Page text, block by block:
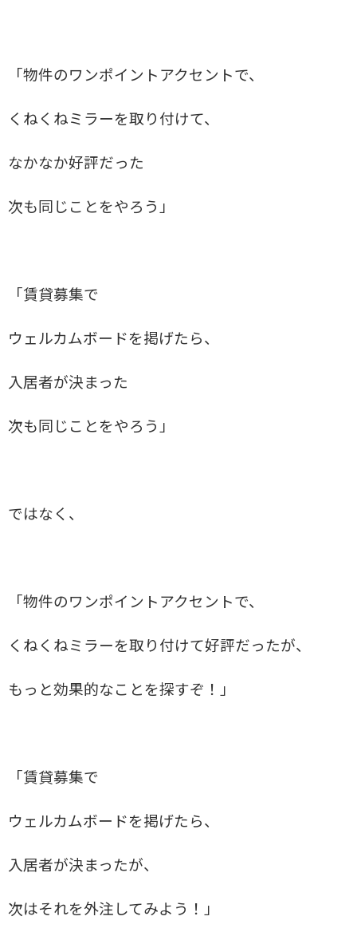
「物件のワンポイントアクセントで、
くねくねミラーを取り付けて、
なかなか好評だった
次も同じことをやろう」
「賃貸募集で
ウェルカムボードを掲げたら、
入居者が決まった
次も同じことをやろう」
ではなく、
「物件のワンポイントアクセントで、
くねくねミラーを取り付けて好評だったが、
もっと効果的なことを探すぞ！」
「賃貸募集で
ウェルカムボードを掲げたら、
入居者が決まったが、
次はそれを外注してみよう！」